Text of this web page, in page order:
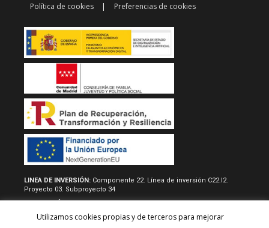
Utilizamos cookies propias y de terceros para mejorar
Política de cookies Preferencias de cookies
LINEA DE INVERSIÓN: Componente 22. Línea de inversión C22.I2.
Proyecto 03. Subproyecto 34
RESOLUCIÓN/REAL DECRETO:Acuerdo de 22 de junio de 2022, del
consejo de gobierno, por la que se aprueban las normas
reguladoras y la convocatoria del procedimiento de concesión